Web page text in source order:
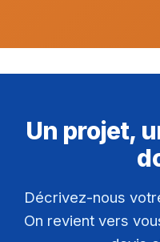
Un projet,
Décrivez-nous
On revient vers